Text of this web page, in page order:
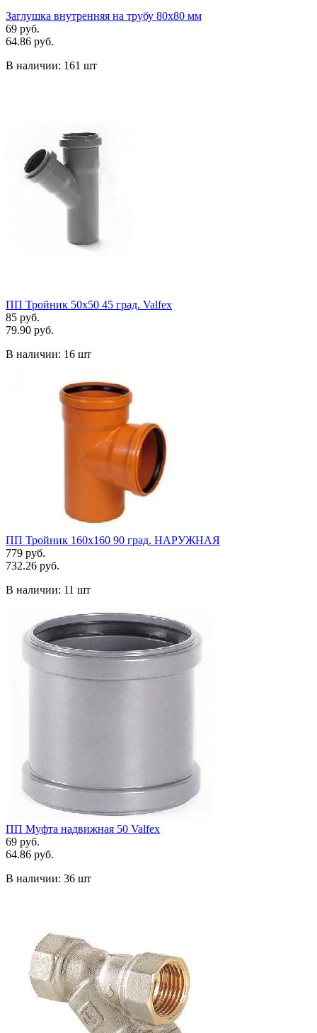
Заглушка внутренняя на трубу 80х80 мм
69 руб.
64.86 руб.
В наличии: 161 шт
ПП Тройник 50х50 45 град. Valfex
85 руб.
79.90 руб.
В наличии: 16 шт
ПП Тройник 160х160 90 град. НАРУЖНАЯ
779 руб.
732.26 руб.
В наличии: 11 шт
ПП Муфта надвижная 50 Valfex
69 руб.
64.86 руб.
В наличии: 36 шт